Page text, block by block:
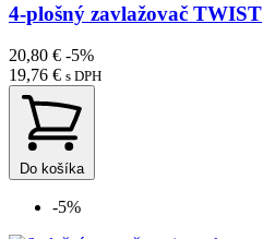
4-plošný zavlažovač TWIST
20,80 € -5%
19,76 € s DPH
Do košíka
-5%